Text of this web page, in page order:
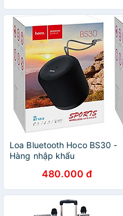
Loa Bluetooth Hoco BS30 -
Hàng nhập khẩu
480.000 đ